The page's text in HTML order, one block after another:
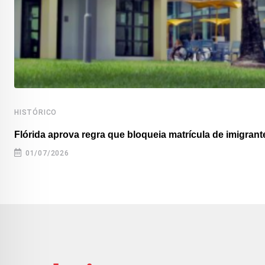
HISTÓRICO
Flórida aprova regra que bloqueia matrícula de
01/07/2026